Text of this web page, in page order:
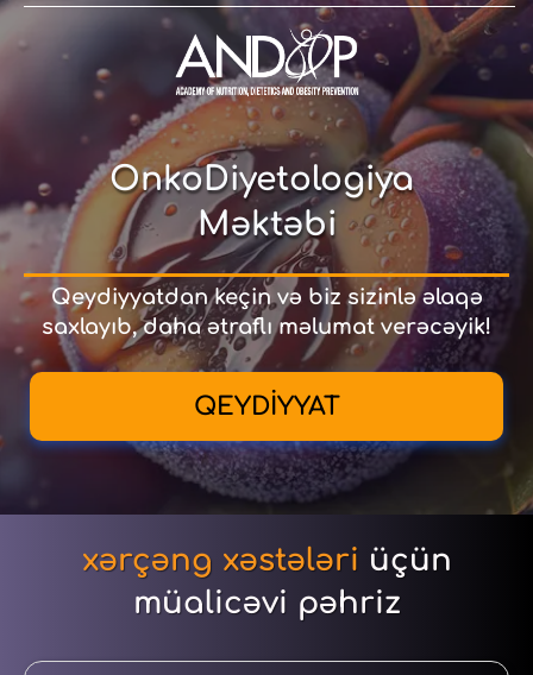
OnkoDiyetologiya
Məktəbi
Qeydiyyatdan keçin və biz sizinlə əlaqə
saxlayıb, daha ətraflı məlumat verəсəyik!
QEYDİYYAT
xərçəng xəstələri üçün
müalicəvi pəhriz